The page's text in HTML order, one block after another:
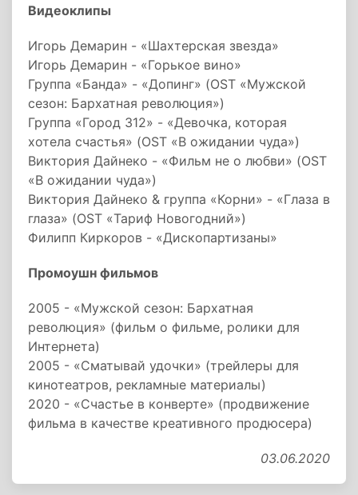
Видеоклипы
Игорь Демарин - «Шахтерская звезда»
Игорь Демарин - «Горькое вино»
Группа «Банда» - «Допинг» (OST «Мужской
сезон: Бархатная революция»)
Группа «Город 312» - «Девочка, которая
хотела счастья» (OST «В ожидании чуда»)
Виктория Дайнеко - «Фильм не о любви» (OST
«В ожидании чуда»)
Виктория Дайнеко & группа «Корни» - «Глаза в
глаза» (OST «Тариф Новогодний»)
Филипп Киркоров - «Дископартизаны»
Промоушн фильмов
2005 - «Мужской сезон: Бархатная
революция» (фильм о фильме, ролики для
Интернета)
2005 - «Сматывай удочки» (трейлеры для
кинотеатров, рекламные материалы)
2020 - «Счастье в конверте» (продвижение
фильма в качестве креативного продюсера)
03.06.2020